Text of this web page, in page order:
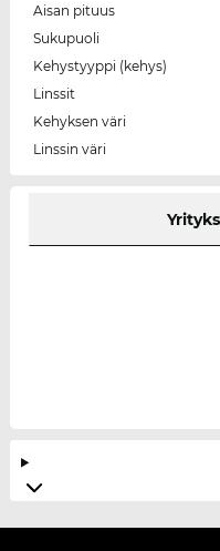
Aisan pituus
Sukupuoli
Kehystyyppi (kehys)
Linssit
Kehyksen väri
Linssin väri